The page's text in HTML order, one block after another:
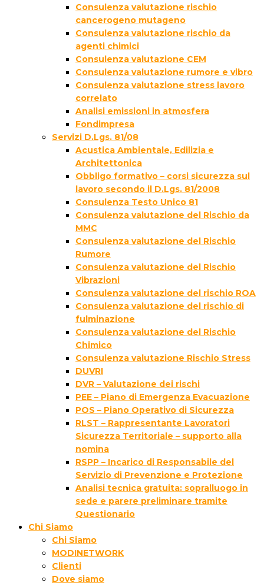
Consulenza valutazione rischio
cancerogeno mutageno
Consulenza valutazione rischio da
agenti chimici
Consulenza valutazione CEM
Consulenza valutazione rumore e vibro
Consulenza valutazione stress lavoro
correlato
Analisi emissioni in atmosfera
Fondimpresa
Servizi D.Lgs. 81/08
Acustica Ambientale, Edilizia e
Architettonica
Obbligo formativo – corsi sicurezza sul
lavoro secondo il D.Lgs. 81/2008
Consulenza Testo Unico 81
Consulenza valutazione del Rischio da
MMC
Consulenza valutazione del Rischio
Rumore
Consulenza valutazione del Rischio
Vibrazioni
Consulenza valutazione del rischio ROA
Consulenza valutazione del rischio di
fulminazione
Consulenza valutazione del Rischio
Chimico
Consulenza valutazione Rischio Stress
DUVRI
DVR – Valutazione dei rischi
PEE – Piano di Emergenza Evacuazione
POS – Piano Operativo di Sicurezza
RLST – Rappresentante Lavoratori
Sicurezza Territoriale – supporto alla
nomina
RSPP – Incarico di Responsabile del
Servizio di Prevenzione e Protezione
Analisi tecnica gratuita: sopralluogo in
sede e parere preliminare tramite
Questionario
Chi Siamo
Chi Siamo
MODINETWORK
Clienti
Dove siamo